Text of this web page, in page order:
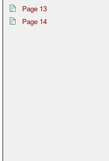
Page 13
Page 14